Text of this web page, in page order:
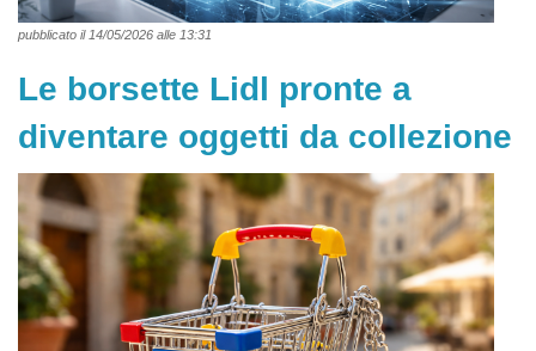
pubblicato il 14/05/2026 alle 13:31
Le borsette Lidl pronte a
diventare oggetti da collezione